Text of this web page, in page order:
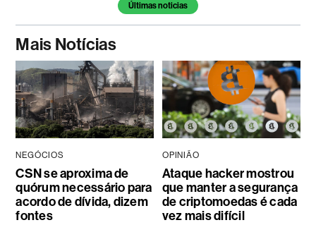
Últimas noticias
Mais Notícias
NEGÓCIOS
CSN se aproxima de
quórum necessário para
acordo de dívida, dizem
fontes
OPINIÃO
Ataque hacker mostrou
que manter a segurança
de criptomoedas é cada
vez mais difícil